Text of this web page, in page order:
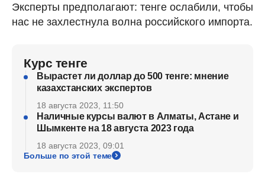
Эксперты предполагают: тенге ослабили, чтобы
нас не захлестнула волна российского импорта.
Курс тенге
Вырастет ли доллар до 500 тенге: мнение
казахстанских экспертов
18 августа 2023, 11:50
Наличные курсы валют в Алматы, Астане и
Шымкенте на 18 августа 2023 года
18 августа 2023, 09:01
Больше по этой теме